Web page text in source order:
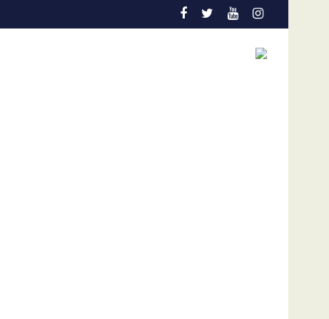
temprana es la gran aliada para salvar vidas